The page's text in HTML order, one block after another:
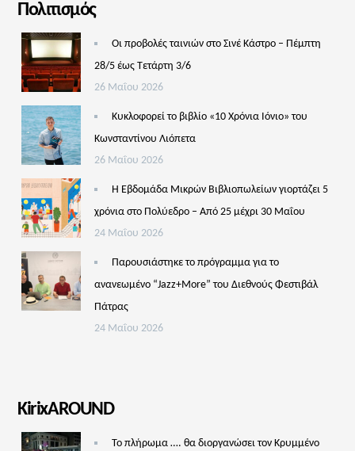
Πολιτισμός
Οι προβολές ταινιών στο Σινέ Κάστρο – Πέμπτη
28/5 έως Τετάρτη 3/6
26 Μαΐου 2026
Κυκλοφορεί το βιβλίο «10 Χρόνια Ιόνιο» του
Κωνσταντίνου Λιόπετα
26 Μαΐου 2026
Η Εβδομάδα Μικρών Βιβλιοπωλείων γιορτάζει 5
χρόνια στο Πολύεδρο – Από 25 μέχρι 30 Μαΐου
24 Μαΐου 2026
Παρουσιάστηκε το πρόγραμμα για το
ανανεωμένο “Jazz+More” του Διεθνούς Φεστιβάλ
Πάτρας
24 Μαΐου 2026
KirixAROUND
Το πλήρωμα …. θα διοργανώσει τον Κρυμμένο